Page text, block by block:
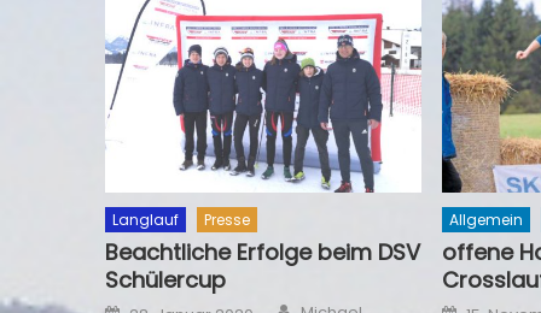
Langlauf Presse
Beachtliche Erfolge beim DSV
Schülercup
Author
Allgemein
offene